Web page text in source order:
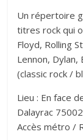
Un répertoire
titres rock qui
Floyd, Rolling
Lennon,
(classic rock /
Lieu : En face
Dalayrac
Accès métro /